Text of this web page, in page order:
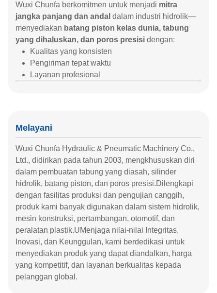
Wuxi Chunfa berkomitmen untuk menjadi mitra
jangka panjang dan andal dalam industri hidrolik—
menyediakan batang piston kelas dunia, tabung
yang dihaluskan, dan poros presisi dengan:
Kualitas yang konsisten
Pengiriman tepat waktu
Layanan profesional
Melayani
Wuxi Chunfa Hydraulic & Pneumatic Machinery Co.,
Ltd., didirikan pada tahun 2003, mengkhususkan diri
dalam pembuatan tabung yang diasah, silinder
hidrolik, batang piston, dan poros presisi.Dilengkapi
dengan fasilitas produksi dan pengujian canggih,
produk kami banyak digunakan dalam sistem hidrolik,
mesin konstruksi, pertambangan, otomotif, dan
peralatan plastik.UMenjaga nilai-nilai Integritas,
Inovasi, dan Keunggulan, kami berdedikasi untuk
menyediakan produk yang dapat diandalkan, harga
yang kompetitif, dan layanan berkualitas kepada
pelanggan global.